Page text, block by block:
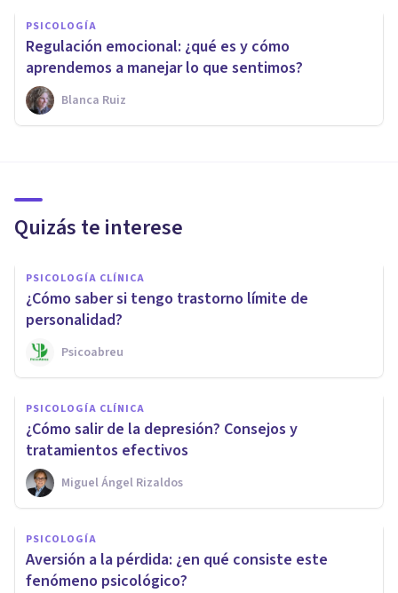
PSICOLOGÍA
Regulación emocional: ¿qué es y cómo
aprendemos a manejar lo que sentimos?
Blanca Ruiz
Quizás te interese
PSICOLOGÍA CLÍNICA
¿Cómo saber si tengo trastorno límite de
personalidad?
Psicoabreu
PSICOLOGÍA CLÍNICA
¿Cómo salir de la depresión? Consejos y
tratamientos efectivos
Miguel Ángel Rizaldos
PSICOLOGÍA
Aversión a la pérdida: ¿en qué consiste este
fenómeno psicológico?